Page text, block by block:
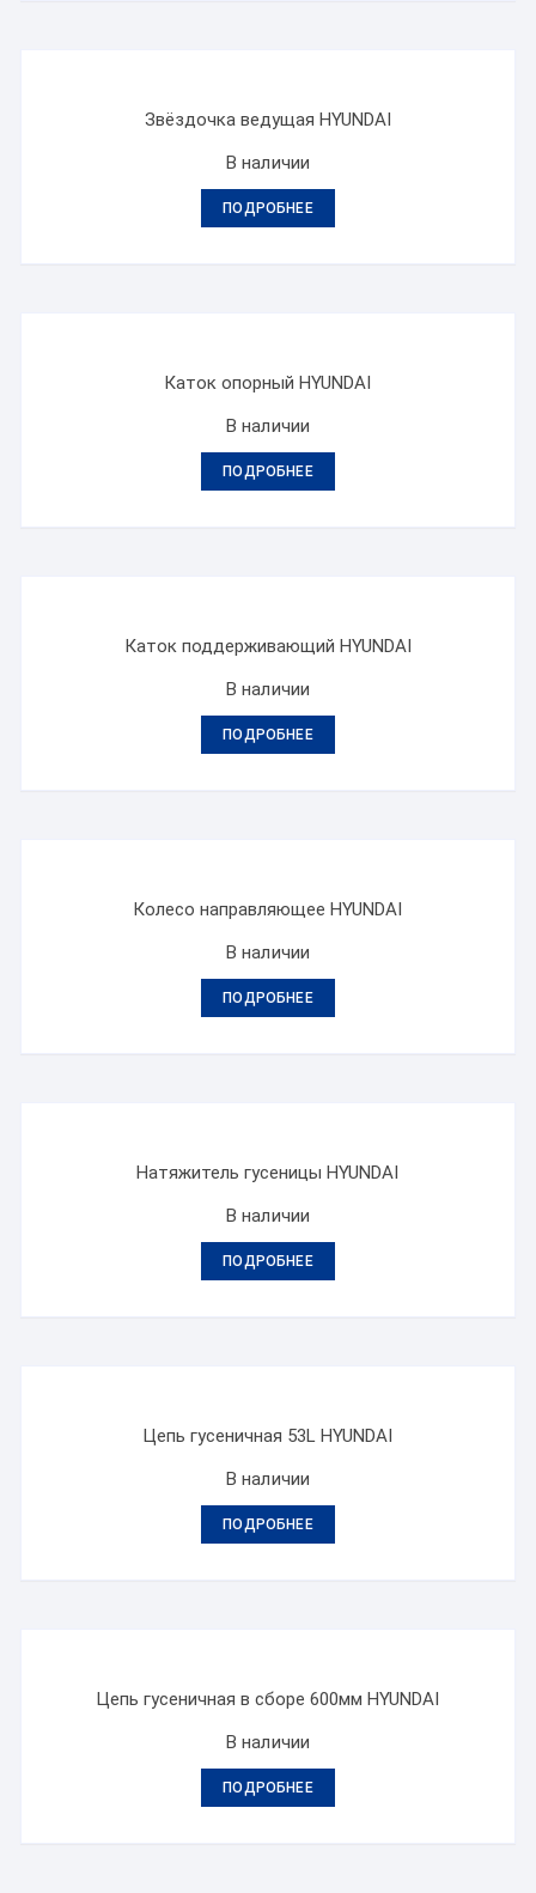
Звёздочка ведущая HYUNDAI
В наличии
ПОДРОБНЕЕ
Каток опорный HYUNDAI
В наличии
ПОДРОБНЕЕ
Каток поддерживающий HYUNDAI
В наличии
ПОДРОБНЕЕ
Колесо направляющее HYUNDAI
В наличии
ПОДРОБНЕЕ
Натяжитель гусеницы HYUNDAI
В наличии
ПОДРОБНЕЕ
Цепь гусеничная 53L HYUNDAI
В наличии
ПОДРОБНЕЕ
Цепь гусеничная в сборе 600мм HYUNDAI
В наличии
ПОДРОБНЕЕ